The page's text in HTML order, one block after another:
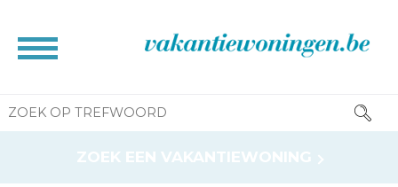
ZOEK EEN VAKANTIEWONING